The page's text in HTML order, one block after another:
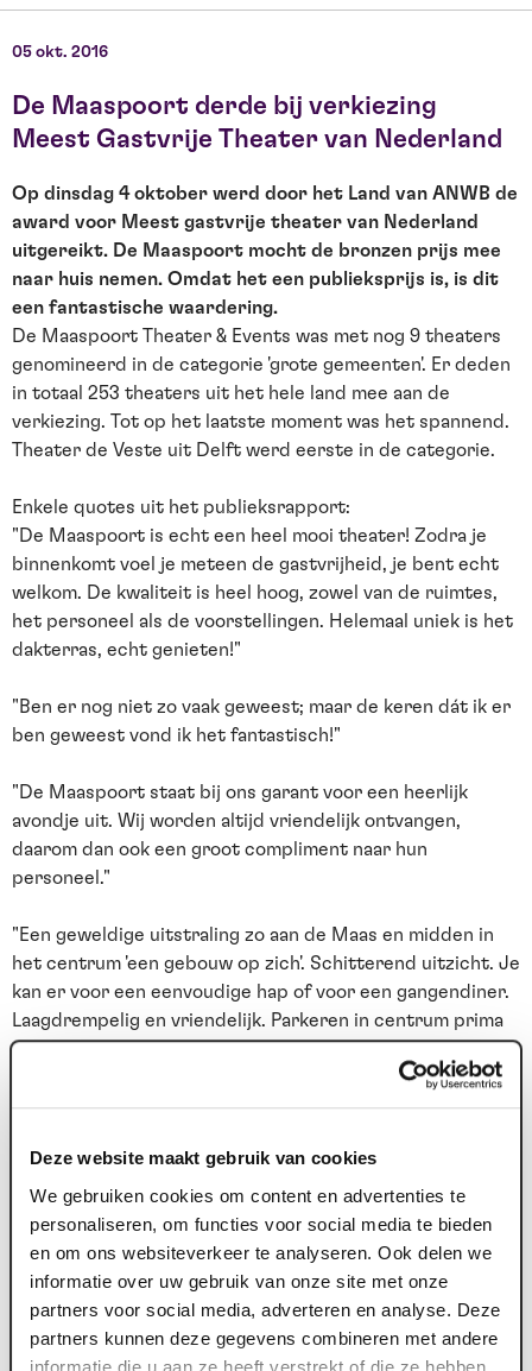
Deze website maakt gebruik van cookies
We gebruiken cookies om content en advertenties te
personaliseren, om functies voor social media te bieden
en om ons websiteverkeer te analyseren. Ook delen we
informatie over uw gebruik van onze site met onze
partners voor social media, adverteren en analyse. Deze
partners kunnen deze gegevens combineren met andere
informatie die u aan ze heeft verstrekt of die ze hebben
05 okt. 2016
De Maaspoort derde bij verkiezing
Meest Gastvrije Theater van Nederland
Op dinsdag 4 oktober werd door het Land van ANWB de
award voor Meest gastvrije theater van Nederland
uitgereikt. De Maaspoort mocht de bronzen prijs mee
naar huis nemen. Omdat het een publieksprijs is, is dit
een fantastische waardering.
De Maaspoort Theater & Events was met nog 9 theaters
genomineerd in de categorie 'grote gemeenten'. Er deden
in totaal 253 theaters uit het hele land mee aan de
verkiezing. Tot op het laatste moment was het spannend.
Theater de Veste uit Delft werd eerste in de categorie.
Enkele quotes uit het publieksrapport:
"De Maaspoort is echt een heel mooi theater! Zodra je
binnenkomt voel je meteen de gastvrijheid, je bent echt
welkom. De kwaliteit is heel hoog, zowel van de ruimtes,
het personeel als de voorstellingen. Helemaal uniek is het
dakterras, echt genieten!"
"Ben er nog niet zo vaak geweest; maar de keren dát ik er
ben geweest vond ik het fantastisch!"
"De Maaspoort staat bij ons garant voor een heerlijk
avondje uit. Wij worden altijd vriendelijk ontvangen,
daarom dan ook een groot compliment naar hun
personeel."
"Een geweldige uitstraling zo aan de Maas en midden in
het centrum 'een gebouw op zich'. Schitterend uitzicht. Je
kan er voor een eenvoudige hap of voor een gangendiner.
Laagdrempelig en vriendelijk. Parkeren in centrum prima
en dan 100 meter lopen. Nooit gedoe."
Nieuws archief
Deze zomer: Maaspoort wordt